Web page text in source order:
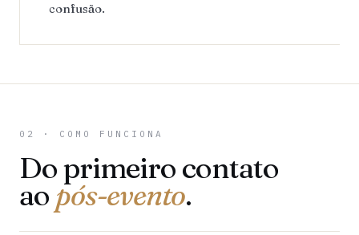
confusão.
02 · COMO FUNCIONA
Do primeiro contato
ao pós-evento.